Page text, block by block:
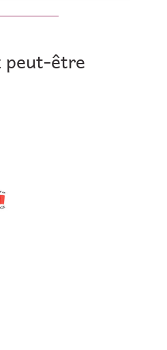
peut-être